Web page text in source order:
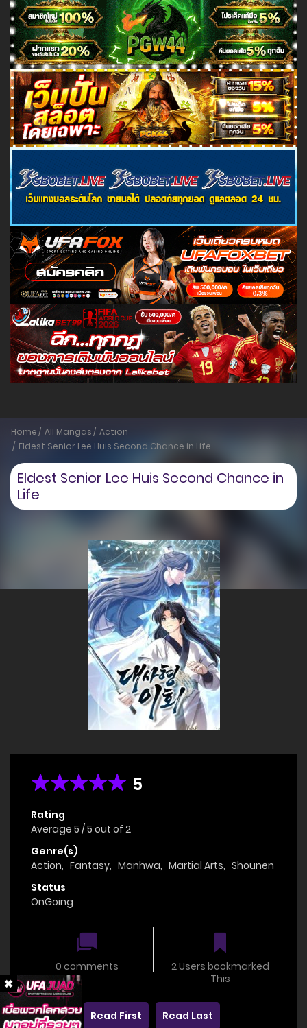
Home All Mangas
Action
Eldest Senior Lee Huis Second Chance in Life
Eldest Senior Lee Huis Second Chance in
Life
5
Rating
Average 5 /5 out of 2
Genre(s)
Action, Fantasy, Manhwa, Martial Arts, Shounen
Status
OnGoing
0 comments
2 Users bookmarked
This
Read First Read Last